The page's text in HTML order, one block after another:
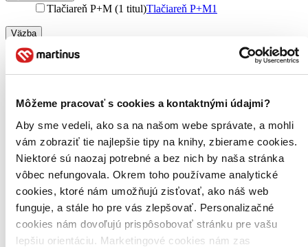
Môžeme pracovať s cookies a kontaktnými údajmi?
Aby sme vedeli, ako sa na našom webe správate, a mohli
vám zobraziť tie najlepšie tipy na knihy, zbierame cookies.
Niektoré sú naozaj potrebné a bez nich by naša stránka
vôbec nefungovala. Okrem toho používame analytické
cookies, ktoré nám umožňujú zisťovať, ako náš web
funguje, a stále ho pre vás zlepšovať. Personalizačné
cookies nám dovoľujú prispôsobovať stránku pre vašu
lepšiu orientáciu. Marketingové cookies nám zas
Tlačiareň P+M (1 titul)Tlačiareň P+M1
Väzba
brožovaná väzba (1 titul)
Zúžiť výber
Zoradiť
Top hodnotené
Novinky
Najdrahšie
Najlacnejšie
Najvyššia zľava